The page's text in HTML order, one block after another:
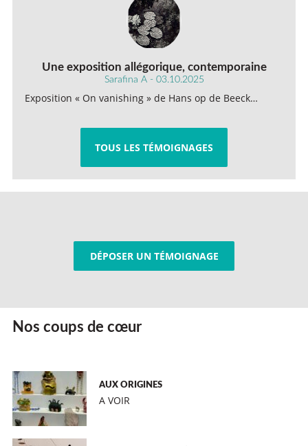
Une exposition allégorique, contemporaine
Sarafina A - 03.10.2025
Exposition « On vanishing » de Hans op de Beeck…
TOUS LES TÉMOIGNAGES
DÉPOSER UN TÉMOIGNAGE
Nos coups de cœur
AUX ORIGINES
A VOIR